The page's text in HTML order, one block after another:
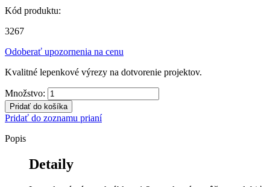
Kód produktu:
3267
Odoberať upozornenia na cenu
Kvalitné lepenkové výrezy na dotvorenie projektov.
Množstvo:
Pridať do košíka
Pridať do zoznamu prianí
Popis
Detaily